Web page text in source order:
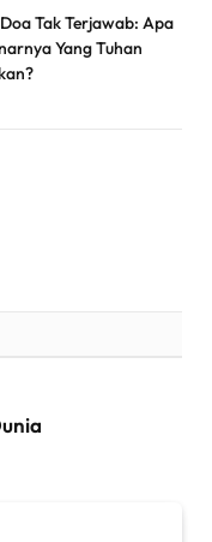
Tak Terjawab: Apa
Yang Tuhan